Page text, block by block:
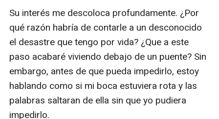
Su interés me descoloca profundamente. ¿Por
qué razón habría de contarle a un desconocido
el desastre que tengo por vida? ¿Que a este
paso acabaré viviendo debajo de un puente? Sin
embargo, antes de que pueda impedirlo, estoy
hablando como si mi boca estuviera rota y las
palabras saltaran de ella sin que yo pudiera
impedirlo.